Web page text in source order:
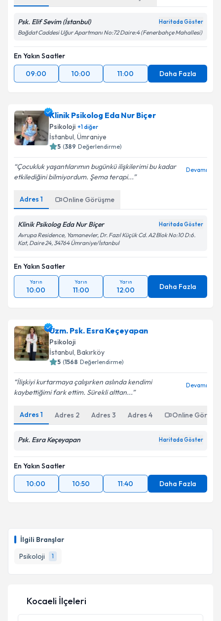
İlgili Branşlar
Psikoloji
1
Psk. Elif Sevim (İstanbul) Haritada Göster
Bağdat Caddesi Uğur Apartmanı No:72 Daire:4 (Fenerbahçe Mahallesi)
En Yakın Saatler
09:00
10:00 11:00 Daha Fazla
Klinik Psikolog Eda Nur Biçer
Psikoloji +1diğer
İstanbul, Ümraniye
5 (389 Değerlendirme)
Çocukluk yaşantılarımın bugünkü ilişkilerimi bu kadar
etkilediğini bilmiyordum. Şema terapi...
Devamı
Adres 1 Online Görüşme
Klinik Psikolog Eda Nur Biçer Haritada Göster
Avrupa Residence, Yamanevler, Dr. Fazıl Küçük Cd. A2 Blok No:10 D:6.
Kat, Daire 24, 34764 Ümraniye/İstanbul
En Yakın Saatler
Yarın
10:00
Yarın
11:00
Yarın
12:00 Daha Fazla
Uzm. Psk. Esra Keçeyapan
Psikoloji
İstanbul, Bakırköy
5 (1568 Değerlendirme)
İlişkiyi kurtarmaya çalışırken aslında kendimi
kaybettiğimi fark ettim. Sürekli alttan...
Devamı
Adres 1 Adres 2 Adres 3 Adres 4 Online
Psk. Esra Keçeyapan Haritada Göster
En Yakın Saatler
10:00
10:50 11:40 Daha Fazla
Kocaeli İlçeleri